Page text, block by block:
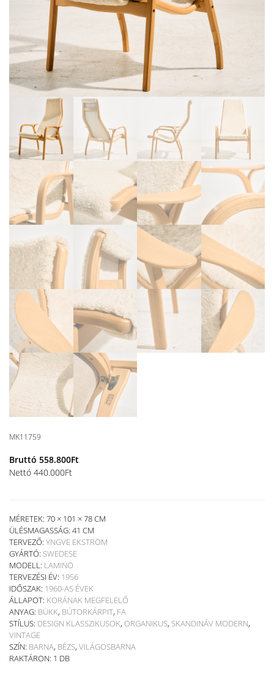
MK11759
Bruttó 558.800Ft
Nettó 440.000Ft
MÉRETEK: 70 × 101 × 78 CM
ÜLÉSMAGASSÁG: 41 CM
TERVEZŐ: YNGVE EKSTRÖM
GYÁRTÓ: SWEDESE
MODELL: LAMINO
TERVEZÉSI ÉV: 1956
IDŐSZAK: 1960-AS ÉVEK
ÁLLAPOT: KORÁNAK MEGFELELŐ
ANYAG: BÜKK, BÚTORKÁRPIT, FA
STÍLUS: DESIGN KLASSZIKUSOK, ORGANIKUS, SKANDINÁV MODERN,
VINTAGE
SZÍN: BARNA, BÉZS, VILÁGOSBARNA
RAKTÁRON: 1 DB